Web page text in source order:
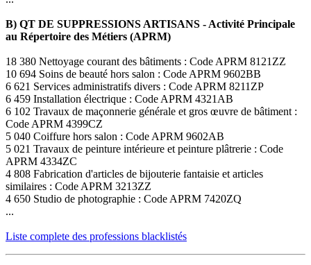
B) QT DE SUPPRESSIONS ARTISANS - Activité Principale
au Répertoire des Métiers (APRM)
18 380 Nettoyage courant des bâtiments : Code APRM 8121ZZ
10 694 Soins de beauté hors salon : Code APRM 9602BB
6 621 Services administratifs divers : Code APRM 8211ZP
6 459 Installation électrique : Code APRM 4321AB
6 102 Travaux de maçonnerie générale et gros œuvre de bâtiment :
Code APRM 4399CZ
5 040 Coiffure hors salon : Code APRM 9602AB
5 021 Travaux de peinture intérieure et peinture plâtrerie : Code
APRM 4334ZC
4 808 Fabrication d'articles de bijouterie fantaisie et articles
similaires : Code APRM 3213ZZ
4 650 Studio de photographie : Code APRM 7420ZQ
...
Liste complete des professions blacklistés